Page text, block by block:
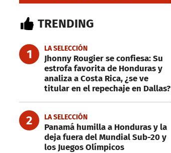
TRENDING
1 LA SELECCIÓN
Jhonny Rougier se confiesa: Su
estrofa favorita de Honduras y
analiza a Costa Rica, ¿se ve
titular en el repechaje en Dallas?
2 LA SELECCIÓN
Panamá humilla a Honduras y la
deja fuera del Mundial Sub-20 y
los Juegos Olímpicos